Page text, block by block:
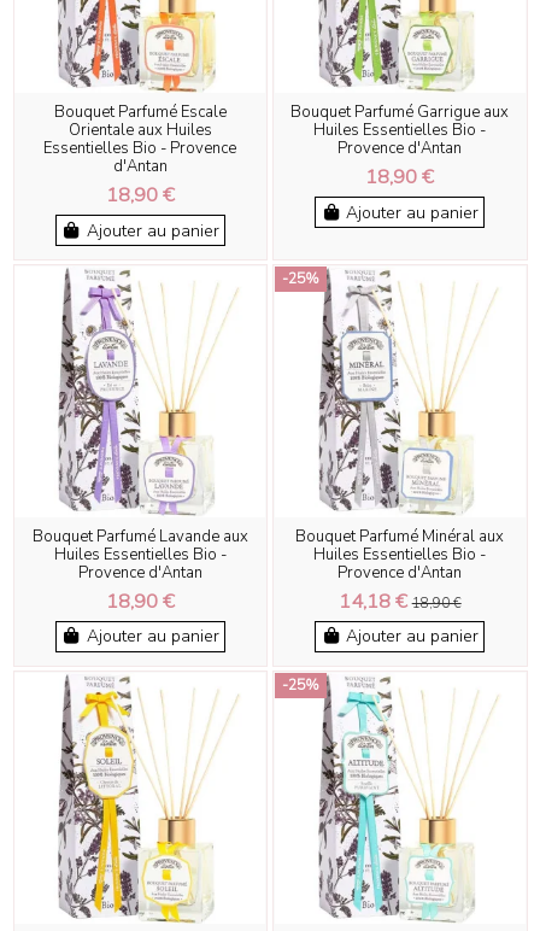
Bouquet Parfumé Escale
Orientale aux Huiles
Essentielles Bio - Provence
d'Antan
18,90 €
Ajouter au panier
Bouquet Parfumé Garrigue aux
Huiles Essentielles Bio -
Provence d'Antan
18,90 €
Ajouter au panier
Bouquet Parfumé Lavande aux
Huiles Essentielles Bio -
Provence d'Antan
18,90 €
Ajouter au panier
-25%
Bouquet Parfumé Minéral aux
Huiles Essentielles Bio -
Provence d'Antan
14,18 €18,90 €
Ajouter au panier
-25%